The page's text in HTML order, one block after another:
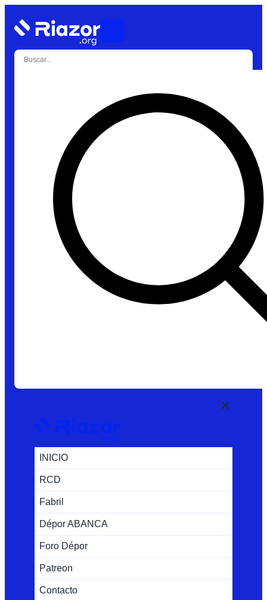
INICIO
RCD
Fabril
Dépor ABANCA
Foro Dépor
Patreon
Contacto